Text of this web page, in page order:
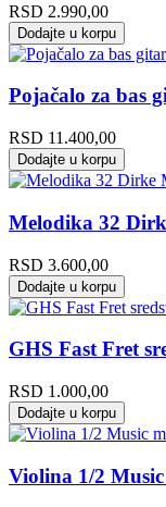
RSD 2.990,00
Dodajte u korpu
Pojačalo za bas
RSD 11.400,00
Dodajte u korpu
Melodika 32
RSD 3.600,00
Dodajte u korpu
GHS Fast Fret
RSD 1.000,00
Dodajte u korpu
Violina 1/2